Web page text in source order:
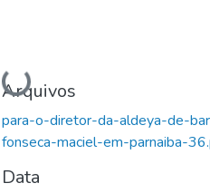
Carregando...
Arquivos
para-o-diretor-da-aldeya-de-
fonseca-maciel-em-parnaiba-
Data